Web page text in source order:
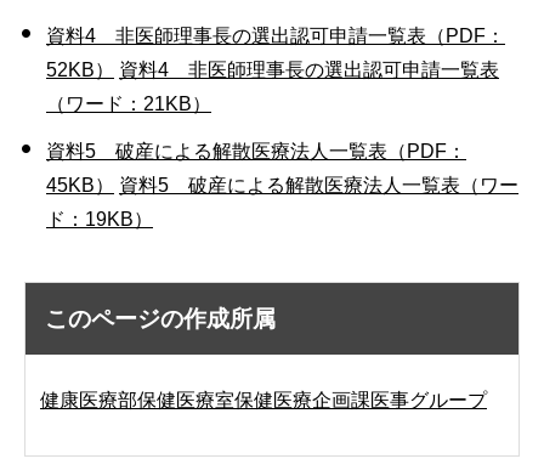
資料4 非医師理事長の選出認可申請一覧表（PDF：
52KB）
資料4 非医師理事長の選出認可申請一覧表
（ワード：21KB）
資料5 破産による解散医療法人一覧表（PDF：
45KB）
資料5 破産による解散医療法人一覧表（ワー
ド：19KB）
このページの作成所属
健康医療部保健医療室保健医療企画課医事グループ